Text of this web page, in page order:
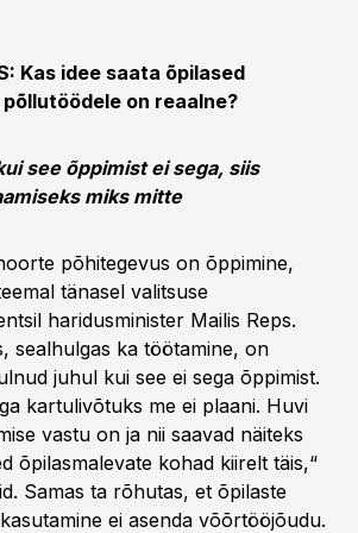
Kas idee saata õpilased
on reaalne?
see õppimist ei sega, siis
miks mitte
põhitegevus on õppimine,
tänasel valitsuse
haridusminister Mailis Reps.
sealhulgas ka töötamine, on
juhul kui see ei sega õppimist.
kartulivõtuks me ei plaani. Huvi
vastu on ja nii saavad näiteks
õpilasmalevate kohad kiirelt täis,“
Samas ta rõhutas, et õpilaste
ei asenda võõrtööjõudu.